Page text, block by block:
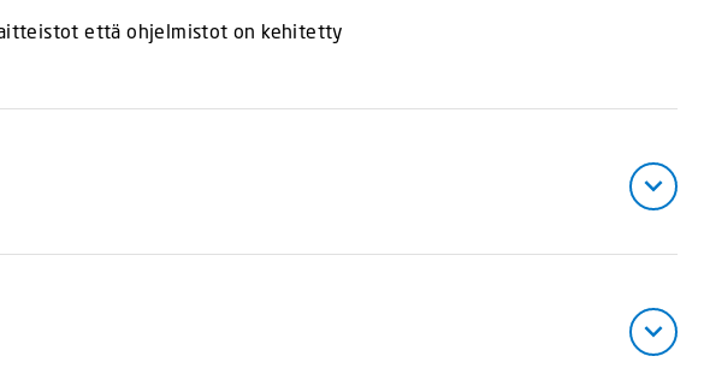
että ohjelmistot on kehitetty